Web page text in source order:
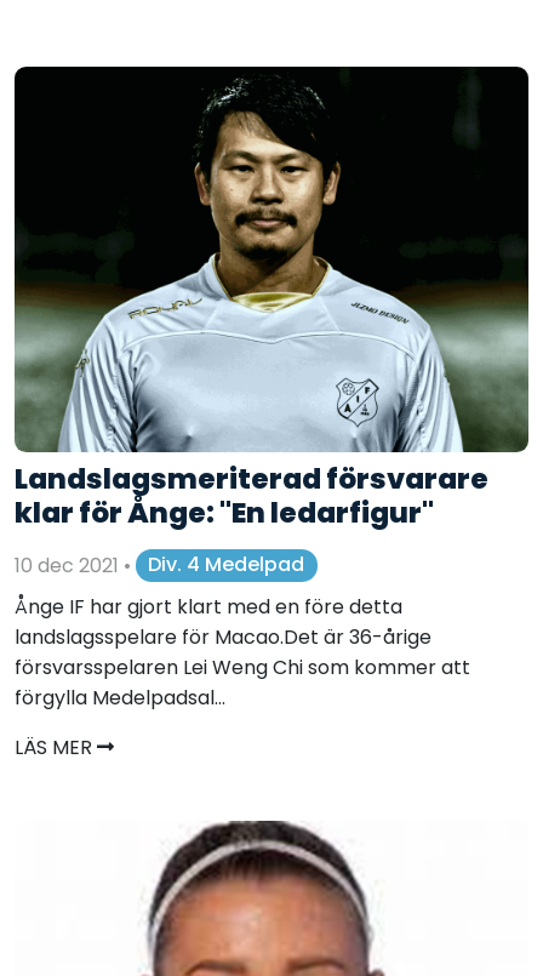
Landslagsmeriterad försvarare
klar för Ånge: "En ledarfigur"
10 dec 2021 •
Div. 4 Medelpad
Ånge IF har gjort klart med en före detta
landslagsspelare för Macao.Det är 36-årige
försvarsspelaren Lei Weng Chi som kommer att
förgylla Medelpadsal...
LÄS MER